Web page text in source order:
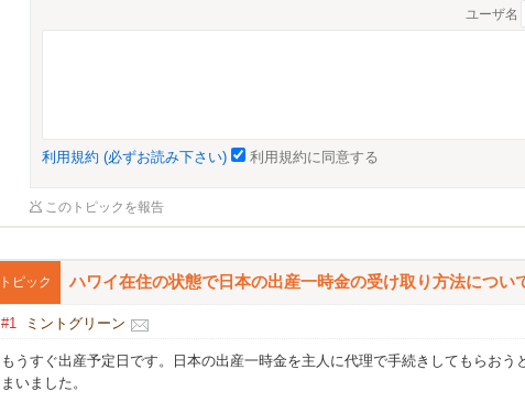
ユーザ名
利用規約 (必ずお読み下さい) 利用規約に同意する
このトピックを報告
トピック ハワイ在住の状態で日本の出産一時金の受け取り方法につい
#1 ミントグリーン
もうすぐ出産予定日です。日本の出産一時金を主人に代理で手続きしてもらお
まいました。